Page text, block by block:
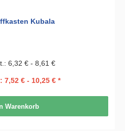
Kubala
6,32 € - 8,61 €
7,52 € - 10,25 € *
Warenkorb